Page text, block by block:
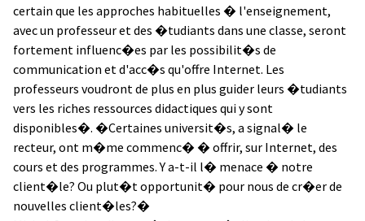
certain que les approches habituelles � l'enseignement,
avec un professeur et des �tudiants dans une classe, seront
fortement influenc�es par les possibilit�s de
communication et d'acc�s qu'offre Internet. Les
professeurs voudront de plus en plus guider leurs �tudiants
vers les riches ressources didactiques qui y sont
disponibles�. �Certaines universit�s, a signal� le
recteur, ont m�me commenc� � offrir, sur Internet, des
cours et des programmes. Y a-t-il l� menace � notre
client�le? Ou plut�t opportunit� pour nous de cr�er de
nouvelles client�les?�